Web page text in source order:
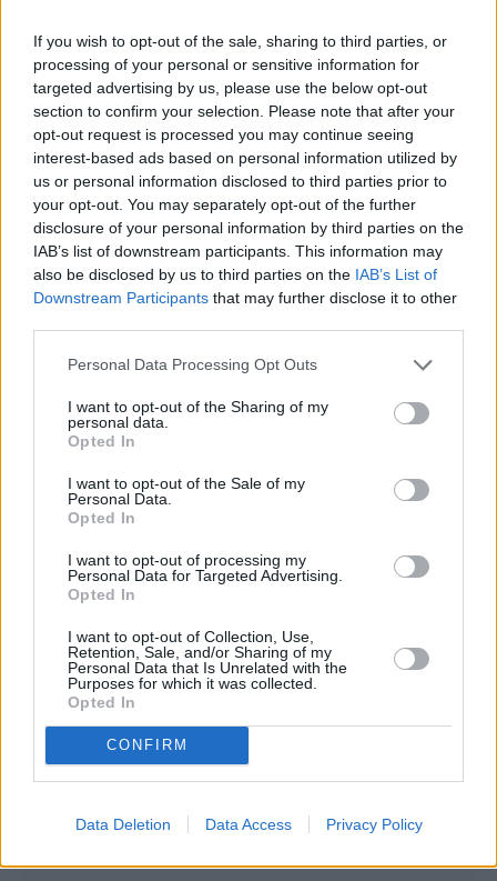
If you wish to opt-out of the sale, sharing to third parties, or
processing of your personal or sensitive information for
targeted advertising by us, please use the below opt-out
section to confirm your selection. Please note that after your
opt-out request is processed you may continue seeing
interest-based ads based on personal information utilized by
us or personal information disclosed to third parties prior to
your opt-out. You may separately opt-out of the further
disclosure of your personal information by third parties on the
IAB’s list of downstream participants. This information may
also be disclosed by us to third parties on the IAB’s List of
Downstream Participants that may further disclose it to other
Personal Data Processing Opt Outs
I want to opt-out of the Sharing of my
personal data.
Opted In
I want to opt-out of the Sale of my
Personal Data.
Opted In
I want to opt-out of processing my
Personal Data for Targeted Advertising.
Opted In
I want to opt-out of Collection, Use,
Retention, Sale, and/or Sharing of my
Personal Data that Is Unrelated with the
Purposes for which it was collected.
Opted In
CONFIRM
Data Deletion Data Access Privacy Policy
Δήμητρα Δερζέκου: «Λέω τη δική μου
αλήθεια»
Συνεντεύξεις 18/11/2025
Τζεφ Μοντάνα: «Κανένας δεν μπορεί
να σου πει ποιος είσαι»